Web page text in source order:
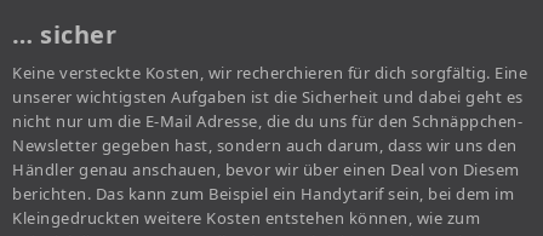
… sicher
Keine versteckte Kosten, wir recherchieren für dich sorgfältig. Eine
unserer wichtigsten Aufgaben ist die Sicherheit und dabei geht es
nicht nur um die E-Mail Adresse, die du uns für den Schnäppchen-
Newsletter gegeben hast, sondern auch darum, dass wir uns den
Händler genau anschauen, bevor wir über einen Deal von Diesem
berichten. Das kann zum Beispiel ein Handytarif sein, bei dem im
Kleingedruckten weitere Kosten entstehen können, wie zum